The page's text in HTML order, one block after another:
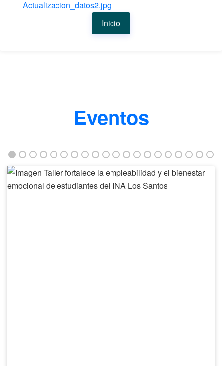
Actualizacion_datos2.jpg
Inicio
Eventos
Taller
fortalece